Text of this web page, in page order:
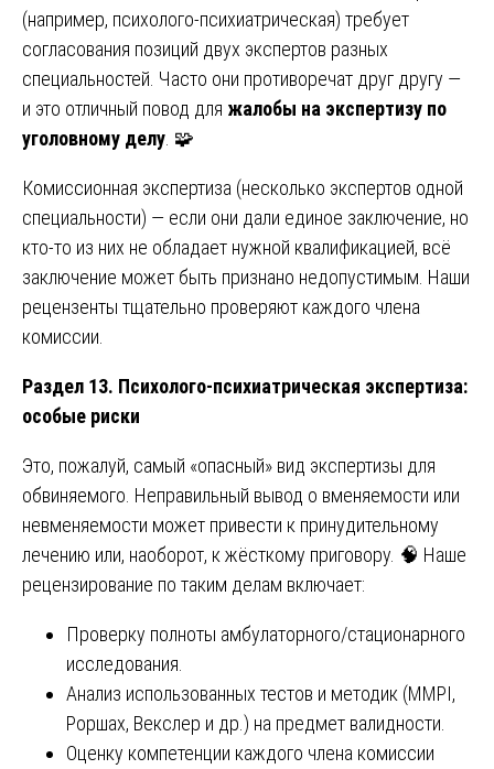
(например, психолого-психиатрическая) требует
согласования позиций двух экспертов разных
специальностей. Часто они противоречат друг другу —
и это отличный повод для жалобы на экспертизу по
уголовному делу . 🧩
Комиссионная экспертиза (несколько экспертов одной
специальности) — если они дали единое заключение, но
кто-то из них не обладает нужной квалификацией, всё
заключение может быть признано недопустимым. Наши
рецензенты тщательно проверяют каждого члена
комиссии.
Раздел 13. Психолого-психиатрическая экспертиза:
особые риски
Это, пожалуй, самый «опасный» вид экспертизы для
обвиняемого. Неправильный вывод о вменяемости или
невменяемости может привести к принудительному
лечению или, наоборот, к жёсткому приговору. 🧠 Наше
рецензирование по таким делам включает:
Проверку полноты амбулаторного/стационарного
исследования.
Анализ использованных тестов и методик (MMPI,
Роршах, Векслер и др.) на предмет валидности.
Оценку компетенции каждого члена комиссии